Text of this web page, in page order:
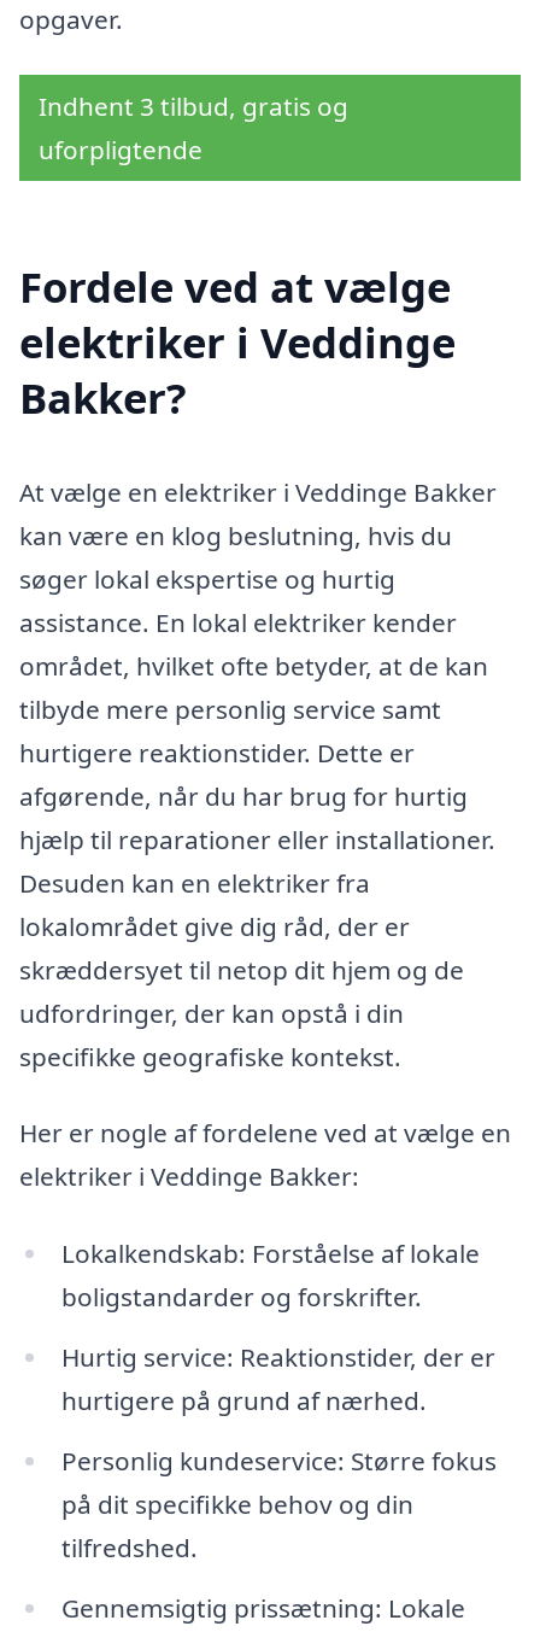
opgaver.
Indhent 3 tilbud, gratis og
uforpligtende
Fordele ved at vælge
elektriker i Veddinge
Bakker?
At vælge en elektriker i Veddinge Bakker
kan være en klog beslutning, hvis du
søger lokal ekspertise og hurtig
assistance. En lokal elektriker kender
området, hvilket ofte betyder, at de kan
tilbyde mere personlig service samt
hurtigere reaktionstider. Dette er
afgørende, når du har brug for hurtig
hjælp til reparationer eller installationer.
Desuden kan en elektriker fra
lokalområdet give dig råd, der er
skræddersyet til netop dit hjem og de
udfordringer, der kan opstå i din
specifikke geografiske kontekst.
Her er nogle af fordelene ved at vælge en
elektriker i Veddinge Bakker:
Lokalkendskab: Forståelse af lokale
boligstandarder og forskrifter.
Hurtig service: Reaktionstider, der er
hurtigere på grund af nærhed.
Personlig kundeservice: Større fokus
på dit specifikke behov og din
tilfredshed.
Gennemsigtig prissætning: Lokale